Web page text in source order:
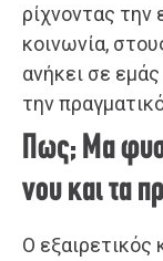
ρίχνοντας
κοινωνία,
ανήκει σε
την
Πως; Μα
νου και τα
Ο εξαιρετικός